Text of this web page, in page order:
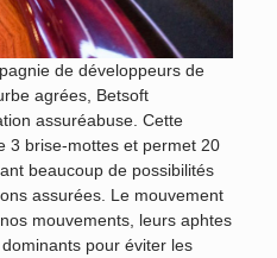
de développeurs de
agrées, Betsoft
assuréabuse. Cette
3 brise-mottes et permet 20
beaucoup de possibilités
assurées. Le mouvement
mouvements, leurs aphtes
pour éviter les